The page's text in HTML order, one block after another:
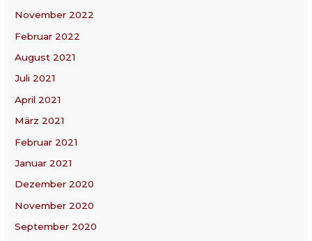
November 2022
Februar 2022
August 2021
Juli 2021
April 2021
März 2021
Februar 2021
Januar 2021
Dezember 2020
November 2020
September 2020